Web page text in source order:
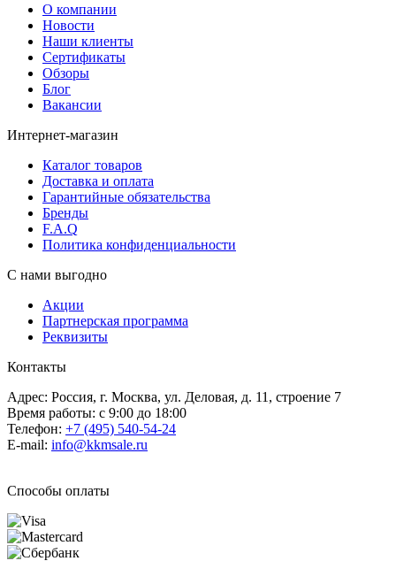
О компании
Новости
Наши клиенты
Сертификаты
Обзоры
Блог
Вакансии
Интернет-магазин
Каталог товаров
Доставка и оплата
Гарантийные обязательства
Бренды
F.A.Q
Политика конфиденциальности
С нами выгодно
Акции
Партнерская программа
Реквизиты
Контакты
Адрес: Россия, г. Москва, ул. Деловая, д. 11, строение 7
Время работы: с 9:00 до 18:00
Телефон: +7 (495) 540-54-24
E-mail: info@kkmsale.ru
Способы оплаты